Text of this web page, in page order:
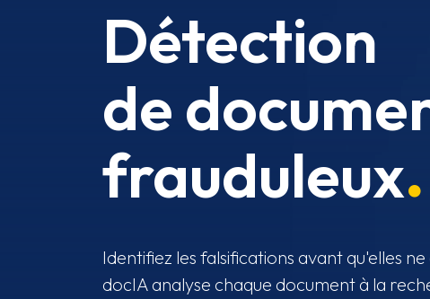
Détection
de
frauduleux
Identifiez les falsifications avant qu'elles
docIA analyse chaque document à la